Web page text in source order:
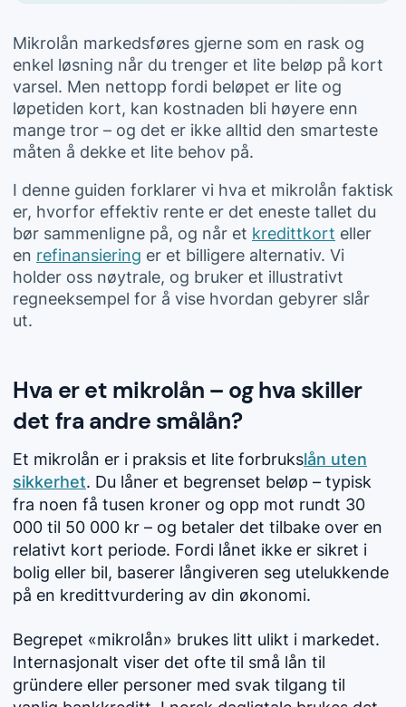
Mikrolån markedsføres gjerne som en rask og
enkel løsning når du trenger et lite beløp på kort
varsel. Men nettopp fordi beløpet er lite og
løpetiden kort, kan kostnaden bli høyere enn
mange tror – og det er ikke alltid den smarteste
måten å dekke et lite behov på.
I denne guiden forklarer vi hva et mikrolån faktisk
er, hvorfor effektiv rente er det eneste tallet du
bør sammenligne på, og når et kredittkort eller
en refinansiering er et billigere alternativ. Vi
holder oss nøytrale, og bruker et illustrativt
regneeksempel for å vise hvordan gebyrer slår
ut.
Hva er et mikrolån – og hva skiller
det fra andre smålån?
Et mikrolån er i praksis et lite forbrukslån uten
sikkerhet. Du låner et begrenset beløp – typisk
fra noen få tusen kroner og opp mot rundt 30
000 til 50 000 kr – og betaler det tilbake over en
relativt kort periode. Fordi lånet ikke er sikret i
bolig eller bil, baserer långiveren seg utelukkende
på en kredittvurdering av din økonomi.
Begrepet «mikrolån» brukes litt ulikt i markedet.
Internasjonalt viser det ofte til små lån til
gründere eller personer med svak tilgang til